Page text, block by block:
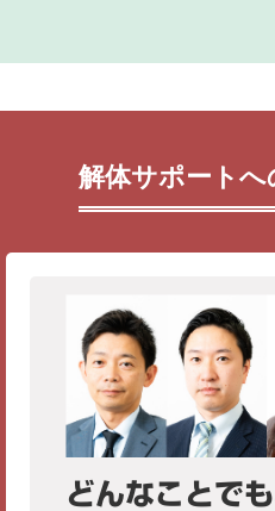
解体サポート
どんなことで